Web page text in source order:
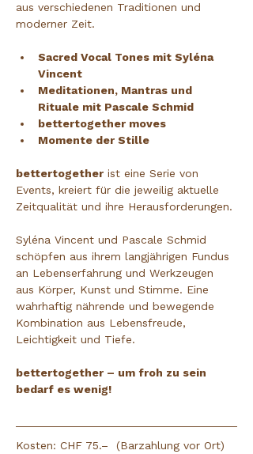
aus verschiedenen Traditionen und
moderner Zeit.
Sacred Vocal Tones mit Syléna
Vincent
Meditationen, Mantras und
Rituale mit Pascale Schmid
bettertogether moves
Momente der Stille
bettertogether ist eine Serie von
Events, kreiert für die jeweilig aktuelle
Zeitqualität und ihre Herausforderungen.
Syléna Vincent und Pascale Schmid
schöpfen aus ihrem langjährigen Fundus
an Lebenserfahrung und Werkzeugen
aus Körper, Kunst und Stimme. Eine
wahrhaftig nährende und bewegende
Kombination aus Lebensfreude,
Leichtigkeit und Tiefe.
bettertogether – um froh zu sein
bedarf es wenig!
Kosten: CHF 75.–  (Barzahlung vor Ort)